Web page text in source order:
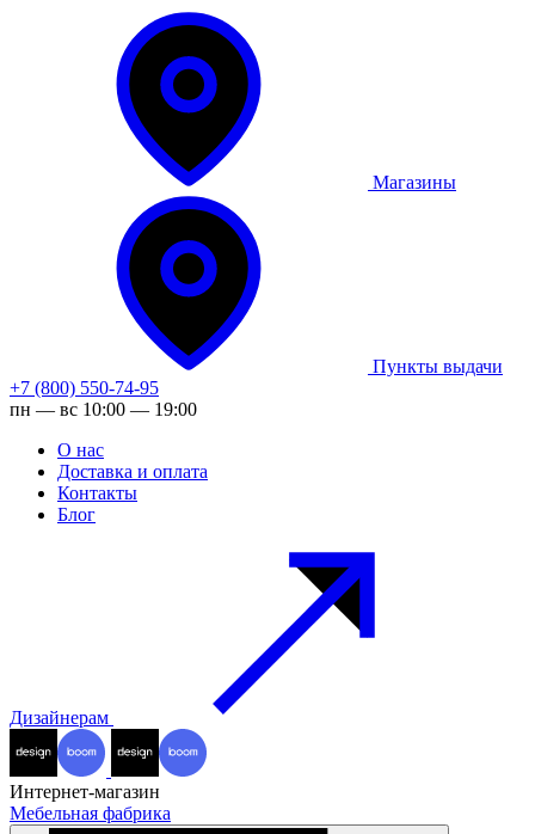
Магазины
Пункты выдачи
+7 (800) 550-74-95
пн — вс 10:00 — 19:00
О нас
Доставка и оплата
Контакты
Блог
Дизайнерам
Интернет-магазин
Мебельная фабрика